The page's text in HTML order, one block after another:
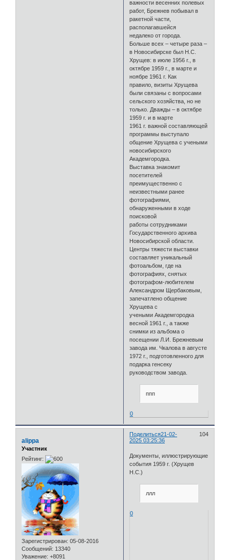
важности весенних полевых
работ, Брежнев побывал в
ракетной части,
располагавшейся
недалеко от города.
Больше всех – четыре раза –
в Новосибирске был Н.С.
Хрущев: в июле 1956 г., в
октябре 1959 г., в марте и
ноябре 1961 г. Как
правило, визиты Хрущева
были связаны с вопросами
сельского хозяйства, но не
только. Дважды – в октябре
1959 г. и в марте
1961 г. важной составляющей
программы выступало
общение Хрущева с учеными
новосибирского
Академгородка.
Выставка знакомит
посетителей
преимущественно с
неизвестными ранее
фотографиями,
обнаруженными в ходе
поисковой
работы сотрудниками
Государственного архива
Новосибирской области.
Центры тяжести выставки
составляет уникальный
фотоальбом, где на
фотографиях, снятых
фотографом-любителем
Александром Щербаковым,
запечатлено общение
Хрущева с
учеными Академгородка
весной 1961 г., а также
снимки из альбома о
посещении Л.И. Брежневым
завода им. Чкалова в августе
1972 г., подготовленного для
подарка генсеку
руководством завода.
ппп
0
Поделиться 104
21-02-
2025 03:25:36
alippa
Участник
Рейтинг:
Зарегистрирован: 05-08-2016
Сообщений: 13340
Уважение: +8091
Документы, иллюстрирующие
события 1959 г. (Хрущев
Н.С.)
ллл
0